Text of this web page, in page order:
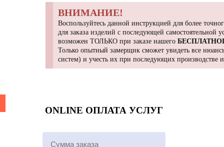
ВНИМАНИЕ!
Воспользуйтесь данной инструкцией для более
для заказа изделий с последующей
возможен ТОЛЬКО при заказе нашего
Только опытный замерщик сможет увидеть все
систем) и учесть их при последующих производстве
ONLINE ОПЛАТА УСЛУГ